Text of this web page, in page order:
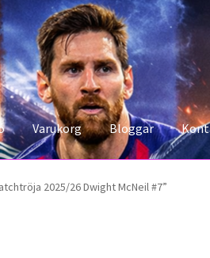
Varukorg Bloggar
konto StorleksguidenVarukorg
2025/26 Dwight McNeil #7”